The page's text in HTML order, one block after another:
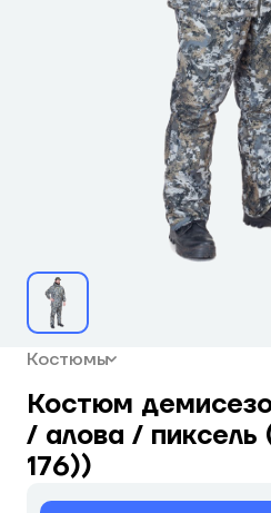
Костюмы
Костюм
/ алова /
176))